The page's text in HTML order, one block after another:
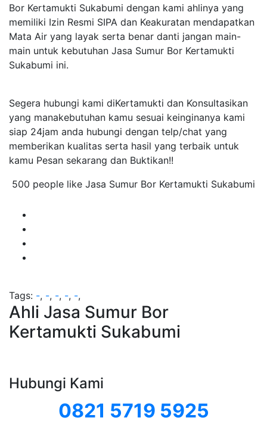
Bor Kertamukti Sukabumi dengan kami ahlinya yang
memiliki Izin Resmi SIPA dan Keakuratan mendapatkan
Mata Air yang layak serta benar danti jangan main-
main untuk kebutuhan Jasa Sumur Bor Kertamukti
Sukabumi ini.
Segera hubungi kami diKertamukti dan Konsultasikan
yang manakebutuhan kamu sesuai keinginanya kami
siap 24jam anda hubungi dengan telp/chat yang
memberikan kualitas serta hasil yang terbaik untuk
kamu Pesan sekarang dan Buktikan!!
500 people like Jasa Sumur Bor Kertamukti Sukabumi
Tags: -, -, -, -, -,
Ahli Jasa Sumur Bor
Kertamukti Sukabumi
Hubungi Kami
0821 5719 5925